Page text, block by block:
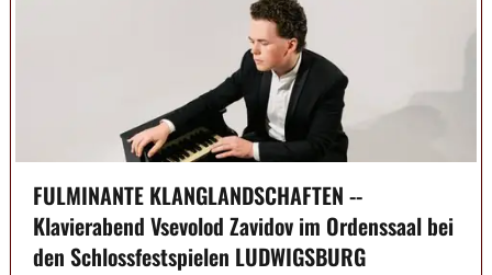
FULMINANTE KLANGLANDSCHAFTEN --
Klavierabend Vsevolod Zavidov im Ordenssaal bei
den Schlossfestspielen LUDWIGSBURG